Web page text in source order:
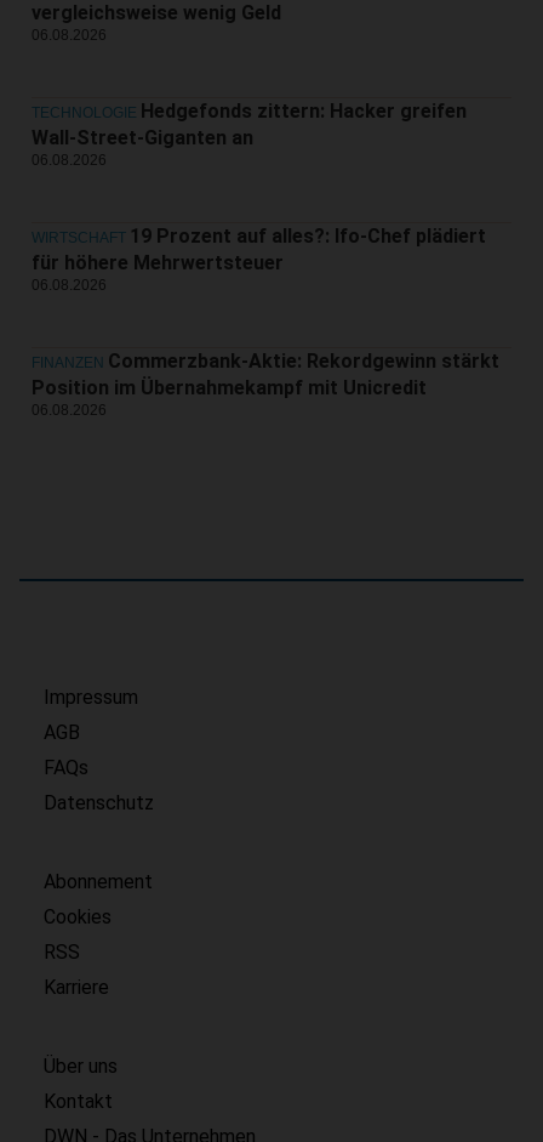
vergleichsweise wenig Geld
06.08.2026
TECHNOLOGIE Hedgefonds zittern: Hacker greifen
Wall-Street-Giganten an
06.08.2026
WIRTSCHAFT 19 Prozent auf alles?: Ifo-Chef plädiert
für höhere Mehrwertsteuer
06.08.2026
FINANZEN Commerzbank-Aktie: Rekordgewinn stärkt
Position im Übernahmekampf mit Unicredit
06.08.2026
Impressum
AGB
FAQs
Datenschutz
Abonnement
Cookies
RSS
Karriere
Über uns
Kontakt
DWN - Das Unternehmen